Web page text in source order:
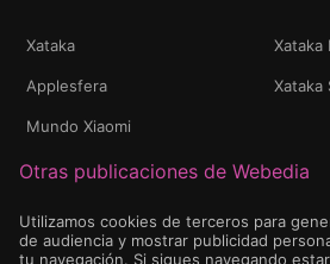
Xataka Xataka
Applesfera Xataka
Mundo Xiaomi
Otras publicaciones de Webedia
Utilizamos cookies de terceros para
de audiencia y mostrar publicidad
tu navegación. Si sigues navegando